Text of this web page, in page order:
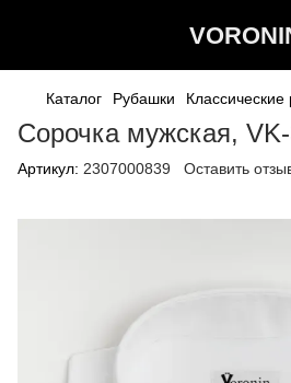
Каталог Рубашки Классические
Сорочка мужская,
Артикул: 2307000839 Оставить